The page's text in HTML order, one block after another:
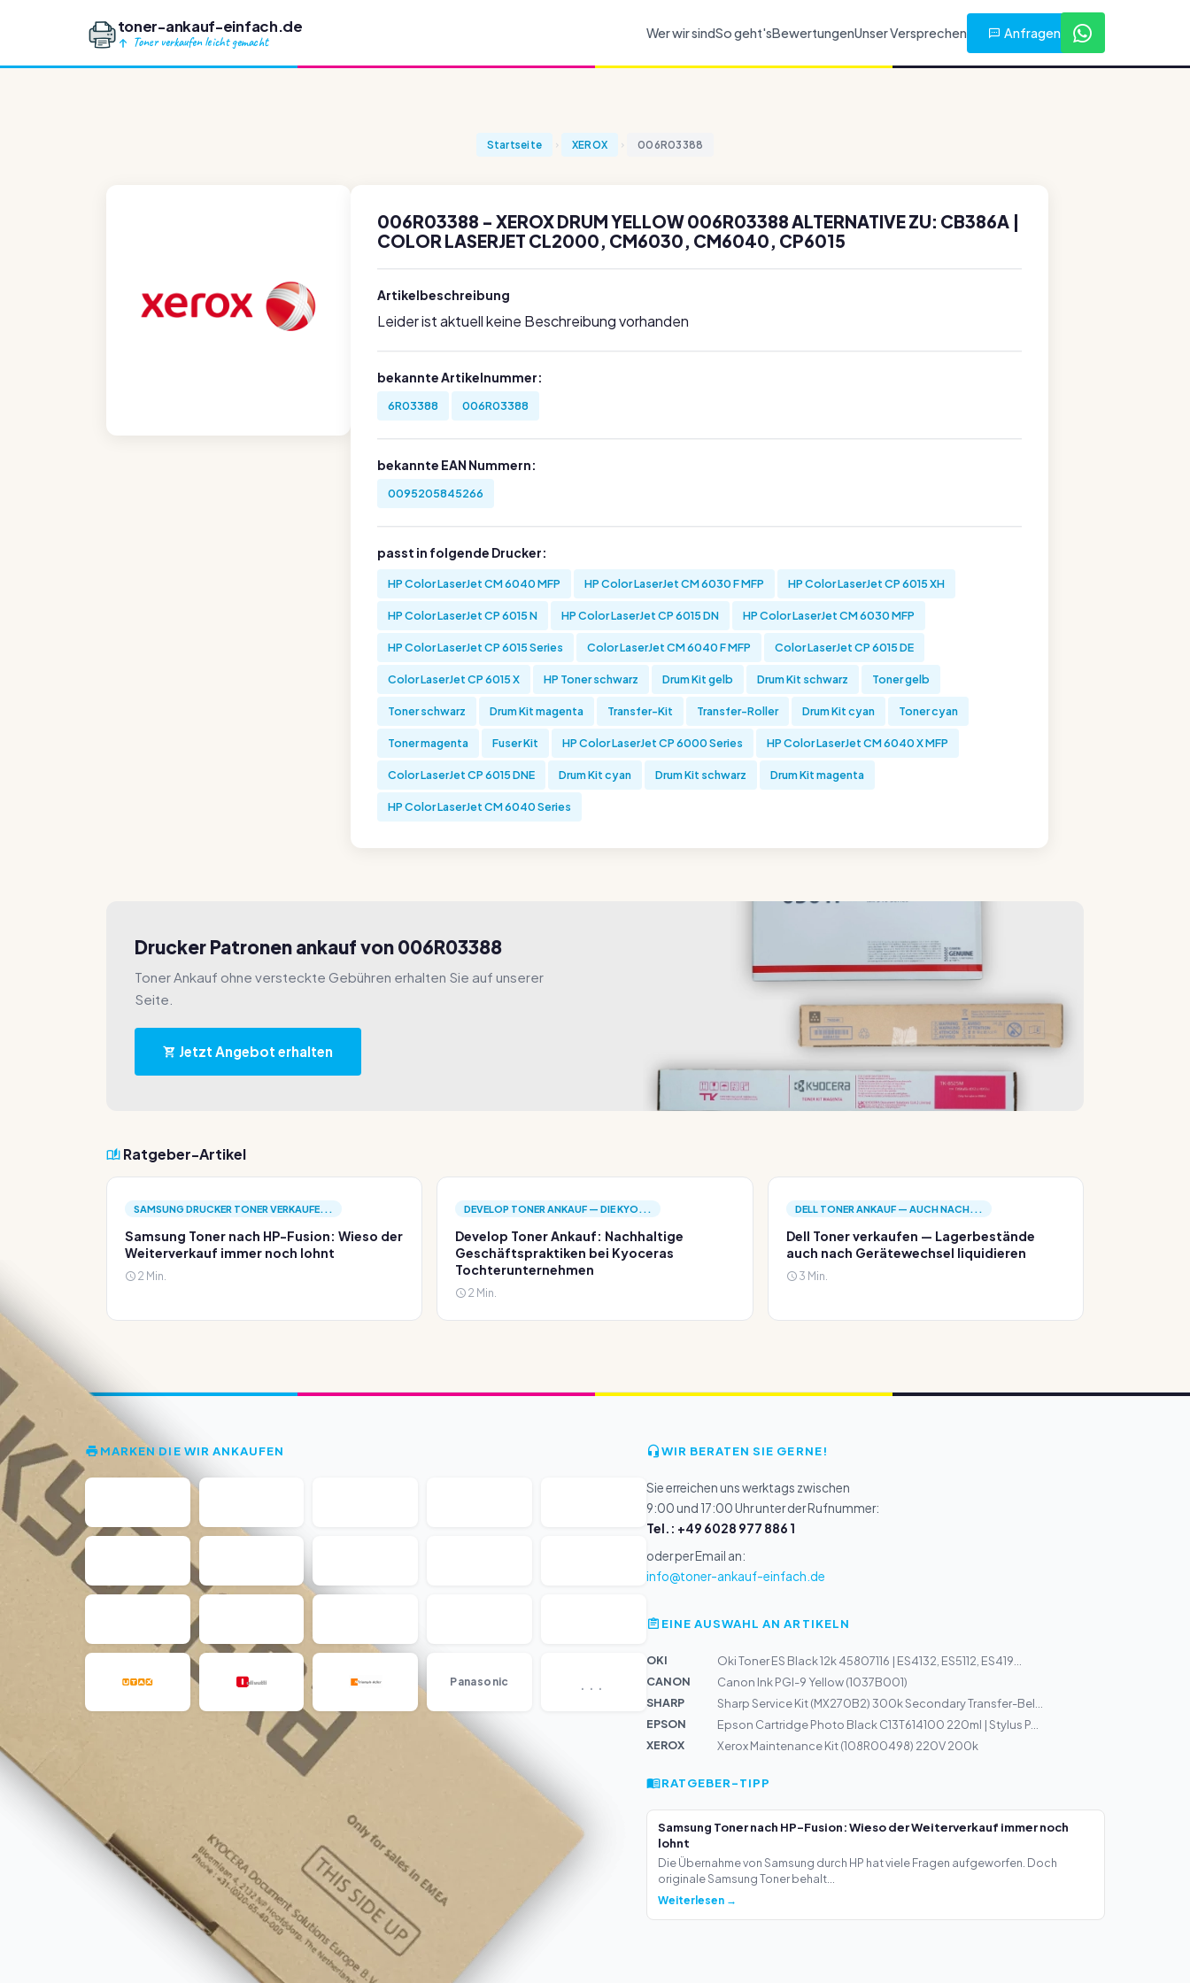
toner-ankauf-einfach.de
Toner verkaufen leicht gemacht
Wer wir sindSo geht'sBewertungenUnser Versprechen Anfragen
Startseite XEROX 006R03388
006R03388 - XEROX DRUM YELLOW 006R03388 ALTERNATIVE ZU: CB386A |
COLOR LASERJET CL2000, CM6030, CM6040, CP6015
Artikelbeschreibung
Leider ist aktuell keine Beschreibung vorhanden
bekannte Artikelnummer:
6R03388 006R03388
bekannte EAN Nummern:
0095205845266
passt in folgende Drucker:
HP Color LaserJet CM 6040 MFP HP Color LaserJet CM 6030 F MFP HP Color LaserJet CP 6015 XH
HP Color LaserJet CP 6015 N HP Color LaserJet CP 6015 DN HP Color LaserJet CM 6030 MFP
HP Color LaserJet CP 6015 Series Color LaserJet CM 6040 F MFP Color LaserJet CP 6015 DE
Color LaserJet CP 6015 X HP Toner schwarz Drum Kit gelb Drum Kit schwarz Toner gelb
Toner schwarz Drum Kit magenta Transfer-Kit Transfer-Roller Drum Kit cyan Toner cyan
Toner magenta Fuser Kit HP Color LaserJet CP 6000 Series HP Color LaserJet CM 6040 X MFP
Color LaserJet CP 6015 DNE Drum Kit cyan Drum Kit schwarz Drum Kit magenta
HP Color LaserJet CM 6040 Series
Drucker Patronen ankauf von 006R03388
Toner Ankauf ohne versteckte Gebühren erhalten Sie auf unserer
Seite.
Jetzt Angebot erhalten
Ratgeber-Artikel
SAMSUNG DRUCKER TONER VERKAUFE...
Samsung Toner nach HP-Fusion: Wieso der
Weiterverkauf immer noch lohnt
2 Min.
DEVELOP TONER ANKAUF — DIE KYO...
Develop Toner Ankauf: Nachhaltige
Geschäftspraktiken bei Kyoceras
Tochterunternehmen
2 Min.
DELL TONER ANKAUF — AUCH NACH...
Dell Toner verkaufen — Lagerbestände
auch nach Gerätewechsel liquidieren
3 Min.
MARKEN DIE WIR ANKAUFEN
Panasonic ...
WIR BERATEN SIE GERNE!
Sie erreichen uns werktags zwischen
9:00 und 17:00 Uhr unter der Rufnummer:
Tel.: +49 6028 977 886 1
oder per Email an:
info@toner-ankauf-einfach.de
EINE AUSWAHL AN ARTIKELN
OKI
Oki Toner ES Black 12k 45807116 | ES4132, ES5112, ES419...
CANON
Canon Ink PGI-9 Yellow (1037B001)
SHARP
Sharp Service Kit (MX270B2) 300k Secondary Transfer-Bel...
EPSON
Epson Cartridge Photo Black C13T614100 220ml | Stylus P...
XEROX
Xerox Maintenance Kit (108R00498) 220V 200k
RATGEBER-TIPP
Samsung Toner nach HP-Fusion: Wieso der Weiterverkauf immer noch
lohnt
Die Übernahme von Samsung durch HP hat viele Fragen aufgeworfen. Doch
originale Samsung Toner behalt...
Weiterlesen →